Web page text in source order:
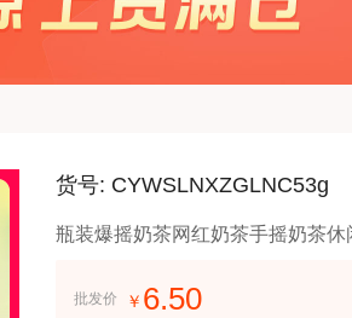
货号: CYWSLNXZGLNC53g
瓶装爆摇奶茶网红奶茶手摇奶茶
批发价 ￥ 6.50